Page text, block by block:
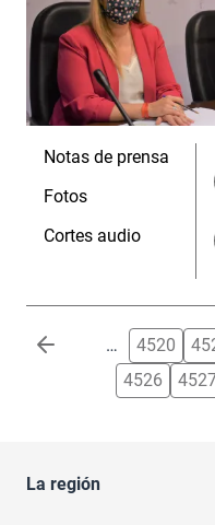
Notas de prensa
Fotos
Cortes audio
Paginación … 4520
4526
La región